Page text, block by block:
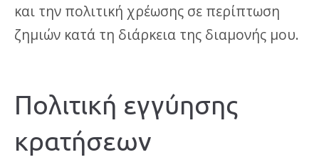
και την πολιτική χρέωσης σε περίπτωση
ζημιών κατά τη διάρκεια της διαμονής μου.
Πολιτική εγγύησης
κρατήσεων